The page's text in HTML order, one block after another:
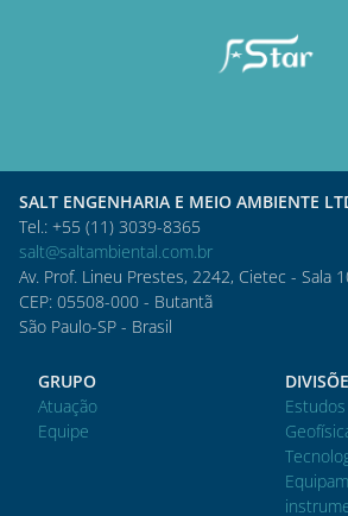
SALT ENGENHARIA E MEIO AMBIENTE
Tel.: +55 (11) 3039-8365
salt@saltambiental.com.br
Av. Prof. Lineu Prestes, 2242, Cietec - Sala
CEP: 05508-000 - Butantã
São Paulo-SP - Brasil
GRUPO
Atuação
Equipe